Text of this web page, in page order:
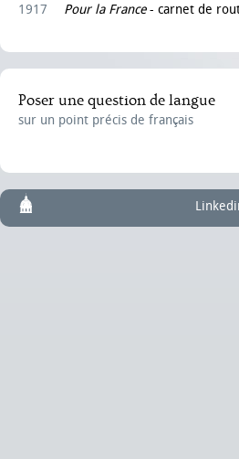
1917 Pour la France- carnet de
Poser une question de langue
sur un point précis de français